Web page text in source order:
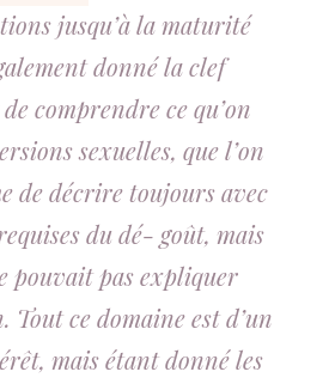
jusqu’à la maturité
donné la clef
comprendre ce qu’on
sexuelles, que l’on
de décrire toujours avec
du dé- goût, mais
pouvait pas expliquer
Tout ce domaine est d’un
mais étant donné les